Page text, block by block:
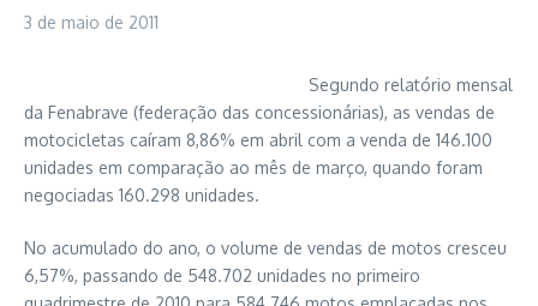
3 de maio de 2011
Segundo relatório mensal
da Fenabrave (federação das concessionárias), as vendas de
motocicletas caíram 8,86% em abril com a venda de 146.100
unidades em comparação ao mês de março, quando foram
negociadas 160.298 unidades.
No acumulado do ano, o volume de vendas de motos cresceu
6,57%, passando de 548.702 unidades no primeiro